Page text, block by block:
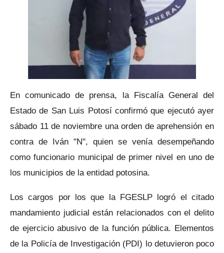
En comunicado de prensa, la Fiscalía General del
Estado de San Luis Potosí confirmó que ejecutó ayer
sábado 11 de noviembre una orden de aprehensión en
contra de Iván "N", quien se venía desempeñando
como funcionario municipal de primer nivel en uno de
los municipios de la entidad potosina.
Los cargos por los que la FGESLP logró el citado
mandamiento judicial están relacionados con el delito
de ejercicio abusivo de la función pública. Elementos
de la Policía de Investigación (PDI) lo detuvieron poco